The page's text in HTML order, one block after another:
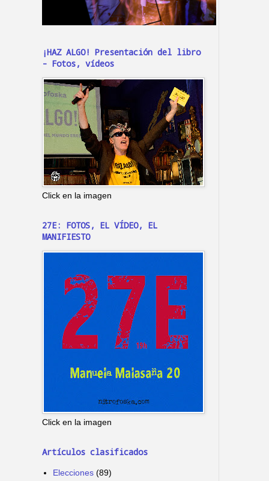
¡HAZ ALGO! Presentación del libro
- Fotos, vídeos
Click en la imagen
27E: FOTOS, EL VÍDEO, EL
MANIFIESTO
Click en la imagen
Artículos clasificados
Elecciones (89)